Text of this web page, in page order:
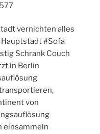
vernichten alles
#Sofa
Schrank Couch
in Berlin
von
einsammeln